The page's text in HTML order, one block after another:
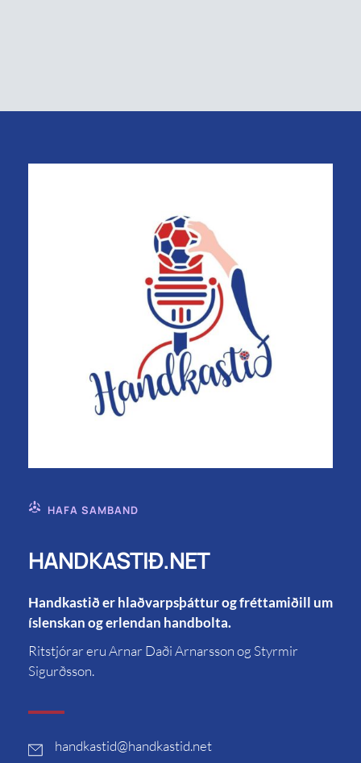
HAFA SAMBAND
HANDKASTIÐ.NET
Handkastið er hlaðvarpsþáttur og fréttamiðill um
íslenskan og erlendan handbolta.
Ritstjórar eru Arnar Daði Arnarsson og Styrmir
Sigurðsson.
handkastid@handkastid.net